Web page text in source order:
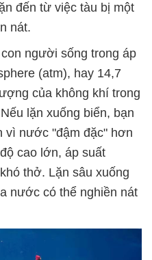
đến từ việc tàu bị một
nát.
người sống trong áp
(atm), hay 14,7
của không khí trong
lặn xuống biển, bạn
vì nước "đậm đặc" hơn
cao lớn, áp suất
thở. Lặn sâu xuống
nước có thể nghiền nát